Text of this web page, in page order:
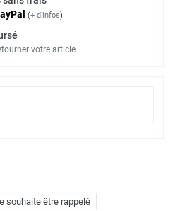
souhaite être rappelé
Pal (+ d'infos)
votre article